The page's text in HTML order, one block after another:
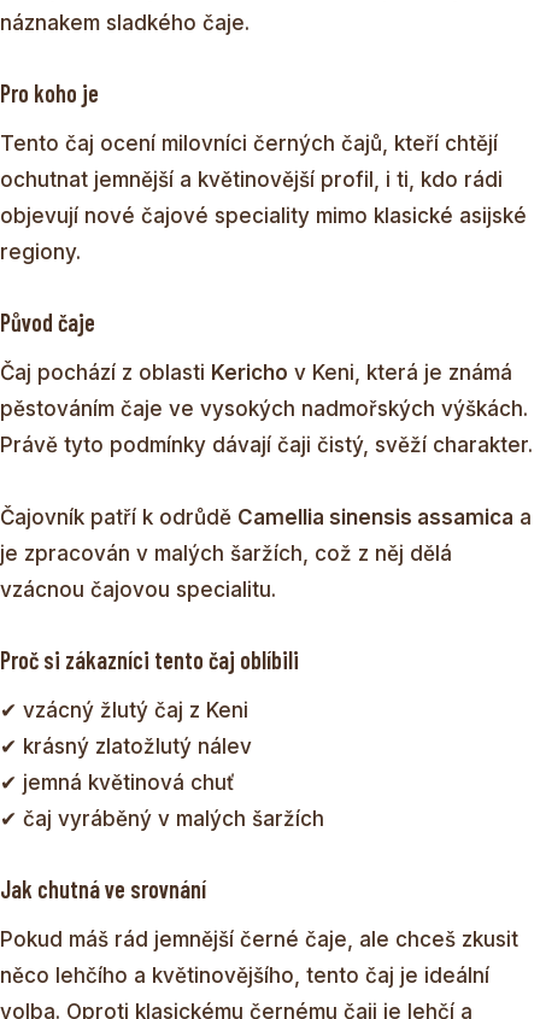
náznakem sladkého čaje.
Pro koho je
Tento čaj ocení milovníci černých čajů, kteří chtějí
ochutnat jemnější a květinovější profil, i ti, kdo rádi
objevují nové čajové speciality mimo klasické asijské
regiony.
Původ čaje
Čaj pochází z oblasti Kericho v Keni, která je známá
pěstováním čaje ve vysokých nadmořských výškách.
Právě tyto podmínky dávají čaji čistý, svěží charakter.
Čajovník patří k odrůdě Camellia sinensis assamica a
je zpracován v malých šaržích, což z něj dělá
vzácnou čajovou specialitu.
Proč si zákazníci tento čaj oblíbili
✔ vzácný žlutý čaj z Keni
✔ krásný zlatožlutý nálev
✔ jemná květinová chuť
✔ čaj vyráběný v malých šaržích
Jak chutná ve srovnání
Pokud máš rád jemnější černé čaje, ale chceš zkusit
něco lehčího a květinovějšího, tento čaj je ideální
volba. Oproti klasickému černému čaji je lehčí a